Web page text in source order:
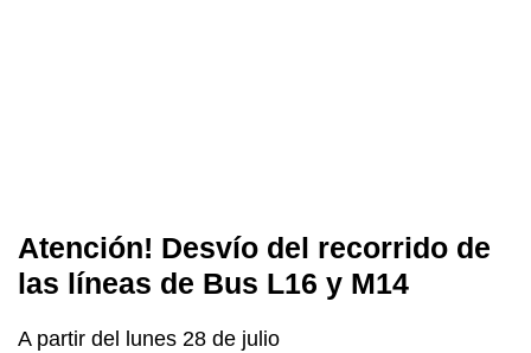
Atención! Desvío del recorrido de
las líneas de Bus L16 y M14
A partir del lunes 28 de julio